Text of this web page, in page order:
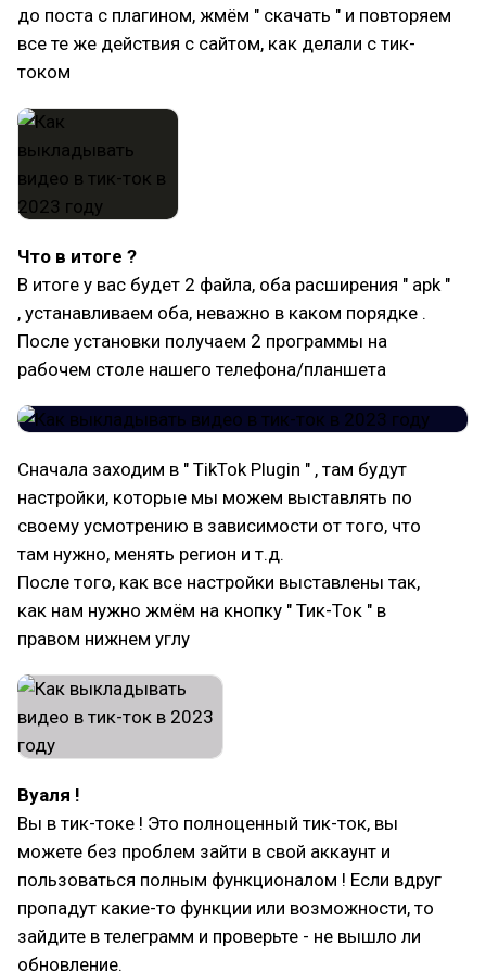
до поста с плагином, жмём " скачать " и повторяем
все те же действия с сайтом, как делали с тик-
током
Что в итоге ?
В итоге у вас будет 2 файла, оба расширения " apk "
, устанавливаем оба, неважно в каком порядке .
После установки получаем 2 программы на
рабочем столе нашего телефона/планшета
Сначала заходим в " TikTok Plugin " , там будут
настройки, которые мы можем выставлять по
своему усмотрению в зависимости от того, что
там нужно, менять регион и т.д.
После того, как все настройки выставлены так,
как нам нужно жмём на кнопку " Тик-Ток " в
правом нижнем углу
Вуаля !
Вы в тик-токе ! Это полноценный тик-ток, вы
можете без проблем зайти в свой аккаунт и
пользоваться полным функционалом ! Если вдруг
пропадут какие-то функции или возможности, то
зайдите в телеграмм и проверьте - не вышло ли
обновление.